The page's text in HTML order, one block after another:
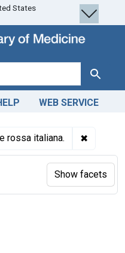
States
Search
WEB SERVICE
rossa italiana. ✖
Show facets